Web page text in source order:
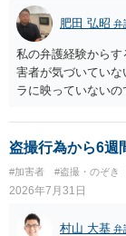
肥田 弘昭 弁
私の弁護経験から
害者が気づいてい
ラに映っていない
座る女性を盗撮(全
着や胸など強調し
も捜査段階では性
が私の弁護経験では
都道府県の迷惑防止
とをお勧めいたし
盗撮行為から6週
#加害者 #盗撮・のぞき
2026年7月31日
村山 大基 弁